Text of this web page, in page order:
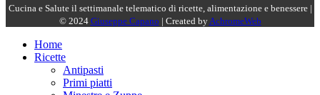
Cucina e Salute il settimanale telematico di ricette, alimentazione e benessere |
© 2024 Giuseppe Capano | Created byAchromeWeb
Home
Ricette
Antipasti
Primi piatti